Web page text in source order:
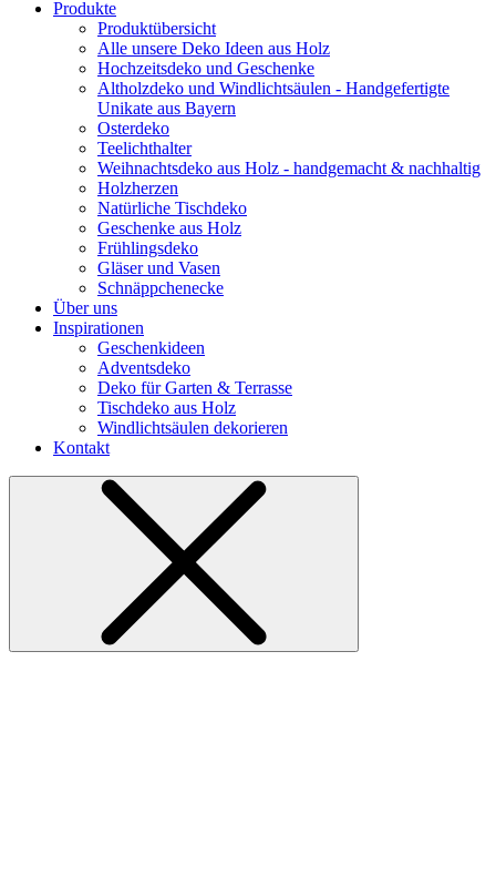
Produkte
Produktübersicht
Alle unsere Deko Ideen aus Holz
Hochzeitsdeko und Geschenke
Altholzdeko und Windlichtsäulen - Handgefertigte
Unikate aus Bayern
Osterdeko
Teelichthalter
Weihnachts­deko aus Holz - handgemacht & nachhaltig
Holzherzen
Natürliche Tischdeko
Geschenke aus Holz
Frühlingsdeko
Gläser und Vasen
Schnäppchenecke
Über uns
Inspirationen
Geschenkideen
Adventsdeko
Deko für Garten & Terrasse
Tischdeko aus Holz
Windlichtsäulen dekorieren
Kontakt